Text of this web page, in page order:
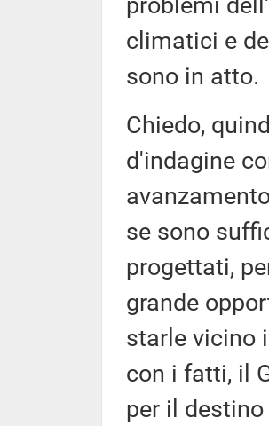
climatici e
sono in atto.
Chiedo,
d'indagine
se sono
progettati,
grande
starle vicino
con i fatti, il
per il